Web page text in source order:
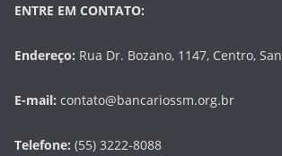
ENTRE EM CONTATO:
Endereço: Rua Dr. Bozano, 1147, Centro,
E-mail: contato@bancariossm.org.br
Telefone: (55) 3222-8088